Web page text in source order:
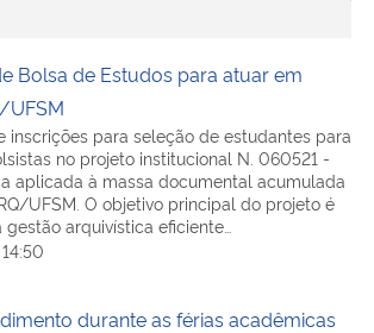
Bolsa de Estudos para atuar em
UFSM
inscrições para seleção de estudantes para
no projeto institucional N. 060521 -
aplicada à massa documental acumulada
UFSM. O objetivo principal do projeto é
arquivística eficiente…
durante as férias acadêmicas